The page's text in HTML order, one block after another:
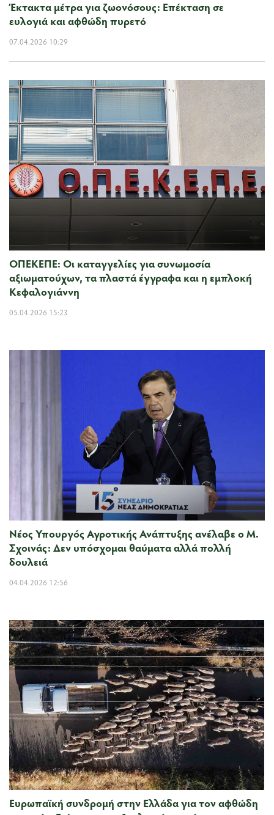
Έκτακτα μέτρα για ζωονόσους: Επέκταση σε
ευλογιά και αφθώδη πυρετό
07.04.2026 10:29
ΟΠΕΚΕΠΕ: Οι καταγγελίες για συνωμοσία
αξιωματούχων, τα πλαστά έγγραφα και η εμπλοκή
Κεφαλογιάννη
05.04.2026 15:23
Νέος Υπουργός Αγροτικής Ανάπτυξης ανέλαβε ο Μ.
Σχοινάς: Δεν υπόσχομαι θαύματα αλλά πολλή
δουλειά
04.04.2026 12:56
Ευρωπαϊκή συνδρομή στην Ελλάδα για τον αφθώδη